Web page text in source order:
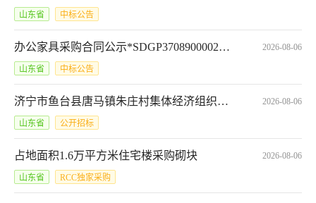
山东省 中标公告
办公家具采购合同公示*SDGP370890000202601000256A_001 2026-08-06
山东省 中标公告
济宁市鱼台县唐马镇朱庄村集体经济组织道路建设项目承包权交易公告 2026-08-06
山东省 公开招标
占地面积1.6万平方米住宅楼采购砌块 2026-08-06
山东省 RCC独家采购